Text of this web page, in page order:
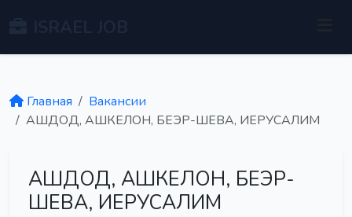
Главная
Вакансии
АШДОД, АШКЕЛОН, БЕЭР-ШЕВА, ИЕРУСАЛИМ
АШДОД, АШКЕЛОН, БЕЭР-
ШЕВА, ИЕРУСАЛИМ